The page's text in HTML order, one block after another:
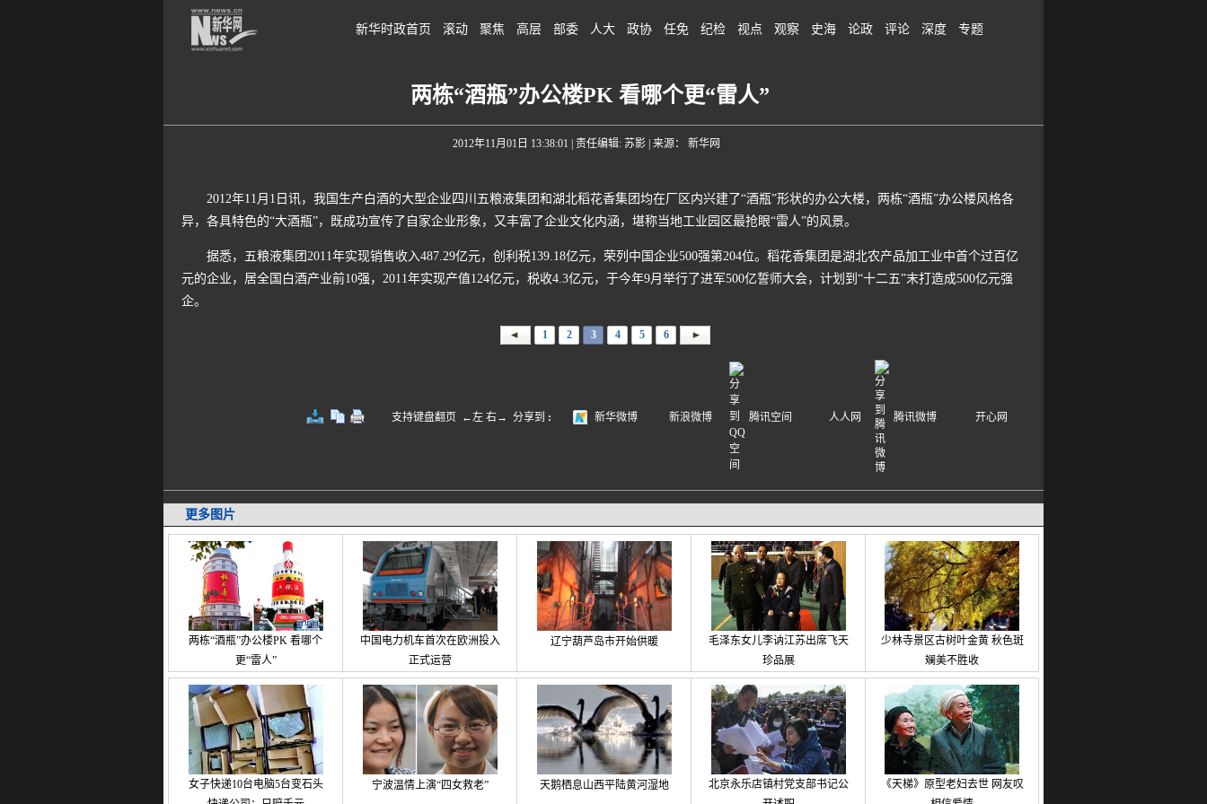
新华时政首页 滚动 聚焦 高层 部委 人大 政协 任免 纪检 视点 观察 史海 论政 评论 深度 专题
两栋“酒瓶”办公楼PK 看哪个更“雷人”
2012年11月01日 13:38:01 | 责任编辑: 苏影 | 来源： 新华网
2012年11月1日讯，我国生产白酒的大型企业四川五粮液集团和湖北稻花香集团均在厂区内兴建了“酒瓶”形状的办公大楼，两栋“酒瓶”办公楼风格各
异，各具特色的“大酒瓶”，既成功宣传了自家企业形象，又丰富了企业文化内涵，堪称当地工业园区最抢眼“雷人”的风景。
据悉，五粮液集团2011年实现销售收入487.29亿元，创利税139.18亿元，荣列中国企业500强第204位。稻花香集团是湖北农产品加工业中首个过百亿
元的企业，居全国白酒产业前10强，2011年实现产值124亿元，税收4.3亿元，于今年9月举行了进军500亿誓师大会，计划到“十二五”末打造成500亿元强
企。
1 2 3 4 5 6
支持键盘翻页 ←左 右→ 分享到 : 新华微博 新浪微博 腾讯空间 人人网 腾讯微博 开心网
更多图片
两栋“酒瓶”办公楼PK 看哪个
更“雷人”
中国电力机车首次在欧洲投入
正式运营
辽宁葫芦岛市开始供暖
毛泽东女儿李讷江苏出席飞天
珍品展
少林寺景区古树叶金黄 秋色斑
斓美不胜收
女子快递10台电脑5台变石头
宁波温情上演“四女救老” 天鹅栖息山西平陆黄河湿地
北京永乐店镇村党支部书记公
《天梯》原型老妇去世 网友叹